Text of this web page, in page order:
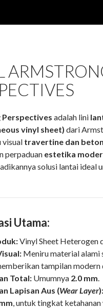
adalah lini
vinyl sheet) dari
visual travertine dan beton
perpaduan estetika
solusi lantai ideal
Utama:
Vinyl Sheet Heterogen
Meniru material alami
tampilan modern
Total: Umumnya 2.0 mm.
Lapisan Aus (Wear Layer):
, untuk tingkat